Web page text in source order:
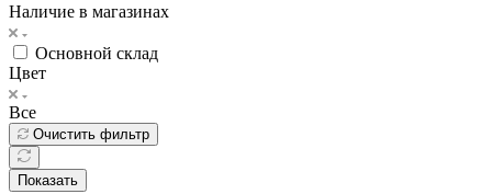
Наличие в магазинах
Основной склад
Цвет
Все
Очистить фильтр
Показать